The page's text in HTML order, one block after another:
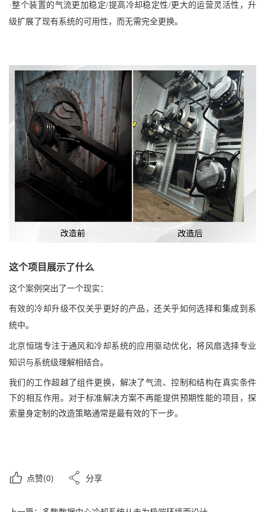
·整个装置的气流更加稳定/提高冷却稳定性/更大的运营灵活性，升
级扩展了现有系统的可用性，而无需完全更换。
这个项目展示了什么
这个案例突出了一个现实：
有效的冷却升级不仅关乎更好的产品，还关乎如何选择和集成到系
统中。
北京恒瑞专注于通风和冷却系统的应用驱动优化，将风扇选择专业
知识与系统级理解相结合。
我们的工作超越了组件更换，解决了气流、控制和结构在真实条件
下的相互作用。对于标准解决方案不再能提供预期性能的项目，探
索量身定制的改造策略通常是最有效的下一步。
点赞(0) 分享